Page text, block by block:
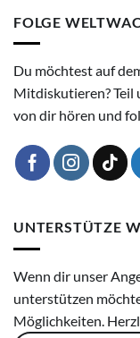
FOLGE
Du möchtest auf
Mitdiskutieren? Teil
von dir hören und
UNTERSTÜTZE
Wenn dir unser
unterstützen
Möglichkeiten.